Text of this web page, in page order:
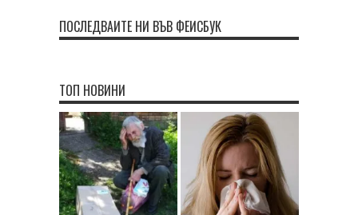
ПОСЛЕДВАЙТЕ НИ ВЪВ ФЕЙСБУК
ТОП НОВИНИ